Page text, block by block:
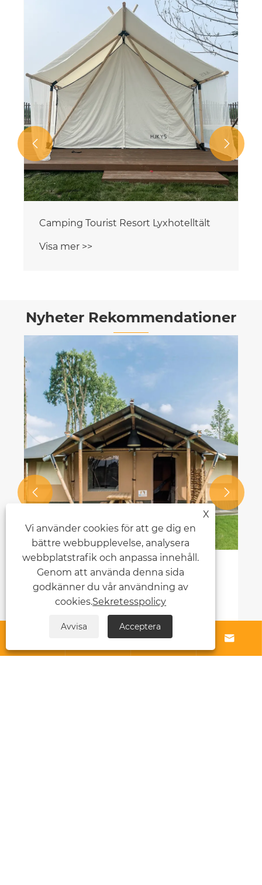
Camping Tourist Resort Lyxhotelltält
Visa mer >>
 
Nyheter Rekommendationer
King of Camping: utomhusvattentät
lyxtält
Visa mer >>
 
 
X
Vi använder cookies för att ge dig en
bättre webbupplevelse, analysera
webbplatstrafik och anpassa innehåll.
Genom att använda denna sida
godkänner du vår användning av
cookies.Sekretesspolicy
Avvisa Acceptera